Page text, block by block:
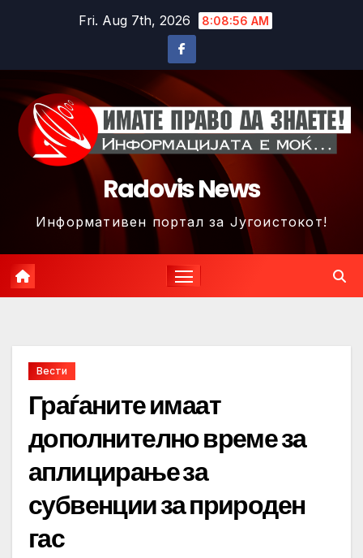
Fri. Aug 7th, 2026 8:08:59 AM
Radovis News
Информативен портал за Југоистокот!
Вести
Граѓаните имаат
дополнително време за
аплицирање за
субвенции за природен
гас